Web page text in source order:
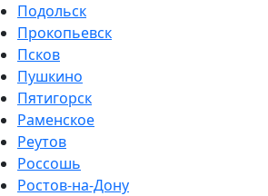
Подольск
Прокопьевск
Псков
Пушкино
Пятигорск
Раменское
Реутов
Россошь
Ростов-на-Дону